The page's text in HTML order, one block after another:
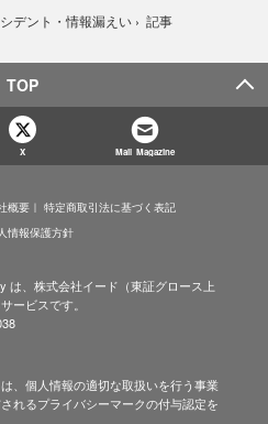
デント・情報漏えい › 記事
TOP
X Mail Magazine
概要
特定商取引法に基づく表記
情報保護方針
は、株式会社イード（東証グロース上
ービスです。
、個人情報の適切な取扱いを行う事業
れるプライバシーマークの付与認定を